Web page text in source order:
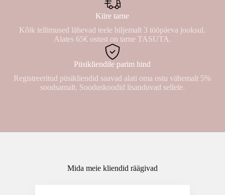
Kiire tarne
Kõik tellimused lähevad teele hiljemalt 3 tööpäeva jooksul.
Alates 65€ ostust on tarne TASUTA.
Püsikliendile parim hind
Registreeritud püsikliendid saavad alati oma ostu vähemalt 5%
soodsamalt. Sooduskoodid lisanduvad sellele.
Mida meie kliendid räägivad